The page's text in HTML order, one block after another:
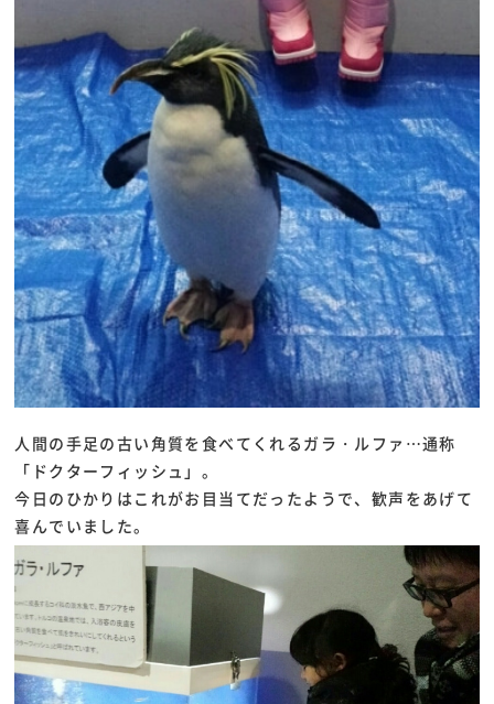
人間の手足の古い角質を食べてくれるガラ・ルファ…通称
「ドクターフィッシュ」。
今日のひかりはこれがお目当てだったようで、歓声をあげて
喜んでいました。